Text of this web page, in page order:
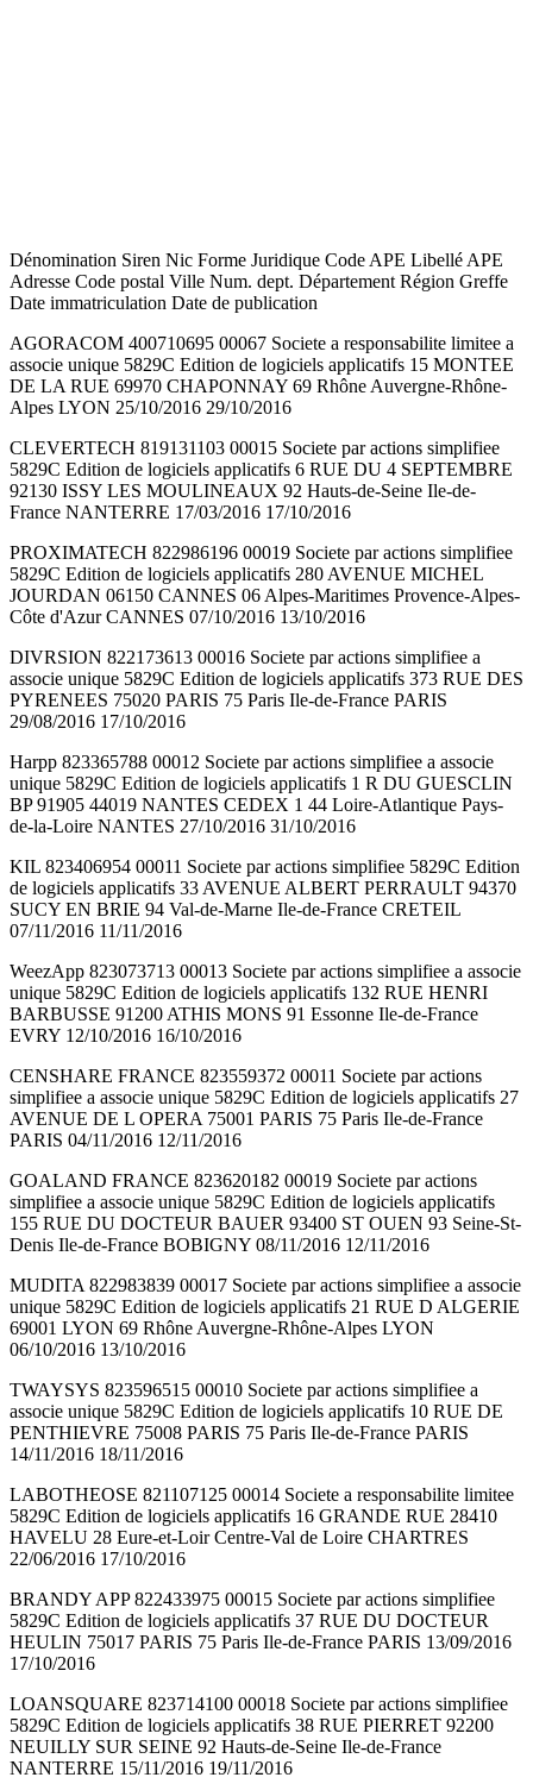
Dénomination Siren Nic Forme Juridique Code APE Libellé APE
Adresse Code postal Ville Num. dept. Département Région Greffe
Date immatriculation Date de publication
AGORACOM 400710695 00067 Societe a responsabilite limitee a
associe unique 5829C Edition de logiciels applicatifs 15 MONTEE
DE LA RUE 69970 CHAPONNAY 69 Rhône Auvergne-Rhône-
Alpes LYON 25/10/2016 29/10/2016
CLEVERTECH 819131103 00015 Societe par actions simplifiee
5829C Edition de logiciels applicatifs 6 RUE DU 4 SEPTEMBRE
92130 ISSY LES MOULINEAUX 92 Hauts-de-Seine Ile-de-
France NANTERRE 17/03/2016 17/10/2016
PROXIMATECH 822986196 00019 Societe par actions simplifiee
5829C Edition de logiciels applicatifs 280 AVENUE MICHEL
JOURDAN 06150 CANNES 06 Alpes-Maritimes Provence-Alpes-
Côte d'Azur CANNES 07/10/2016 13/10/2016
DIVRSION 822173613 00016 Societe par actions simplifiee a
associe unique 5829C Edition de logiciels applicatifs 373 RUE DES
PYRENEES 75020 PARIS 75 Paris Ile-de-France PARIS
29/08/2016 17/10/2016
Harpp 823365788 00012 Societe par actions simplifiee a associe
unique 5829C Edition de logiciels applicatifs 1 R DU GUESCLIN
BP 91905 44019 NANTES CEDEX 1 44 Loire-Atlantique Pays-
de-la-Loire NANTES 27/10/2016 31/10/2016
KIL 823406954 00011 Societe par actions simplifiee 5829C Edition
de logiciels applicatifs 33 AVENUE ALBERT PERRAULT 94370
SUCY EN BRIE 94 Val-de-Marne Ile-de-France CRETEIL
07/11/2016 11/11/2016
WeezApp 823073713 00013 Societe par actions simplifiee a associe
unique 5829C Edition de logiciels applicatifs 132 RUE HENRI
BARBUSSE 91200 ATHIS MONS 91 Essonne Ile-de-France
EVRY 12/10/2016 16/10/2016
CENSHARE FRANCE 823559372 00011 Societe par actions
simplifiee a associe unique 5829C Edition de logiciels applicatifs 27
AVENUE DE L OPERA 75001 PARIS 75 Paris Ile-de-France
PARIS 04/11/2016 12/11/2016
GOALAND FRANCE 823620182 00019 Societe par actions
simplifiee a associe unique 5829C Edition de logiciels applicatifs
155 RUE DU DOCTEUR BAUER 93400 ST OUEN 93 Seine-St-
Denis Ile-de-France BOBIGNY 08/11/2016 12/11/2016
MUDITA 822983839 00017 Societe par actions simplifiee a associe
unique 5829C Edition de logiciels applicatifs 21 RUE D ALGERIE
69001 LYON 69 Rhône Auvergne-Rhône-Alpes LYON
06/10/2016 13/10/2016
TWAYSYS 823596515 00010 Societe par actions simplifiee a
associe unique 5829C Edition de logiciels applicatifs 10 RUE DE
PENTHIEVRE 75008 PARIS 75 Paris Ile-de-France PARIS
14/11/2016 18/11/2016
LABOTHEOSE 821107125 00014 Societe a responsabilite limitee
5829C Edition de logiciels applicatifs 16 GRANDE RUE 28410
HAVELU 28 Eure-et-Loir Centre-Val de Loire CHARTRES
22/06/2016 17/10/2016
BRANDY APP 822433975 00015 Societe par actions simplifiee
5829C Edition de logiciels applicatifs 37 RUE DU DOCTEUR
HEULIN 75017 PARIS 75 Paris Ile-de-France PARIS 13/09/2016
17/10/2016
LOANSQUARE 823714100 00018 Societe par actions simplifiee
5829C Edition de logiciels applicatifs 38 RUE PIERRET 92200
NEUILLY SUR SEINE 92 Hauts-de-Seine Ile-de-France
NANTERRE 15/11/2016 19/11/2016